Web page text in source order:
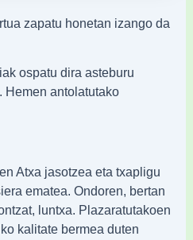
zapatu honetan izango da
ospatu dira asteburu
Hemen antolatutako
Atxa jasotzea eta txapligu
ematea. Ondoren, bertan
luntxa. Plazaratutakoen
kalitate bermea duten